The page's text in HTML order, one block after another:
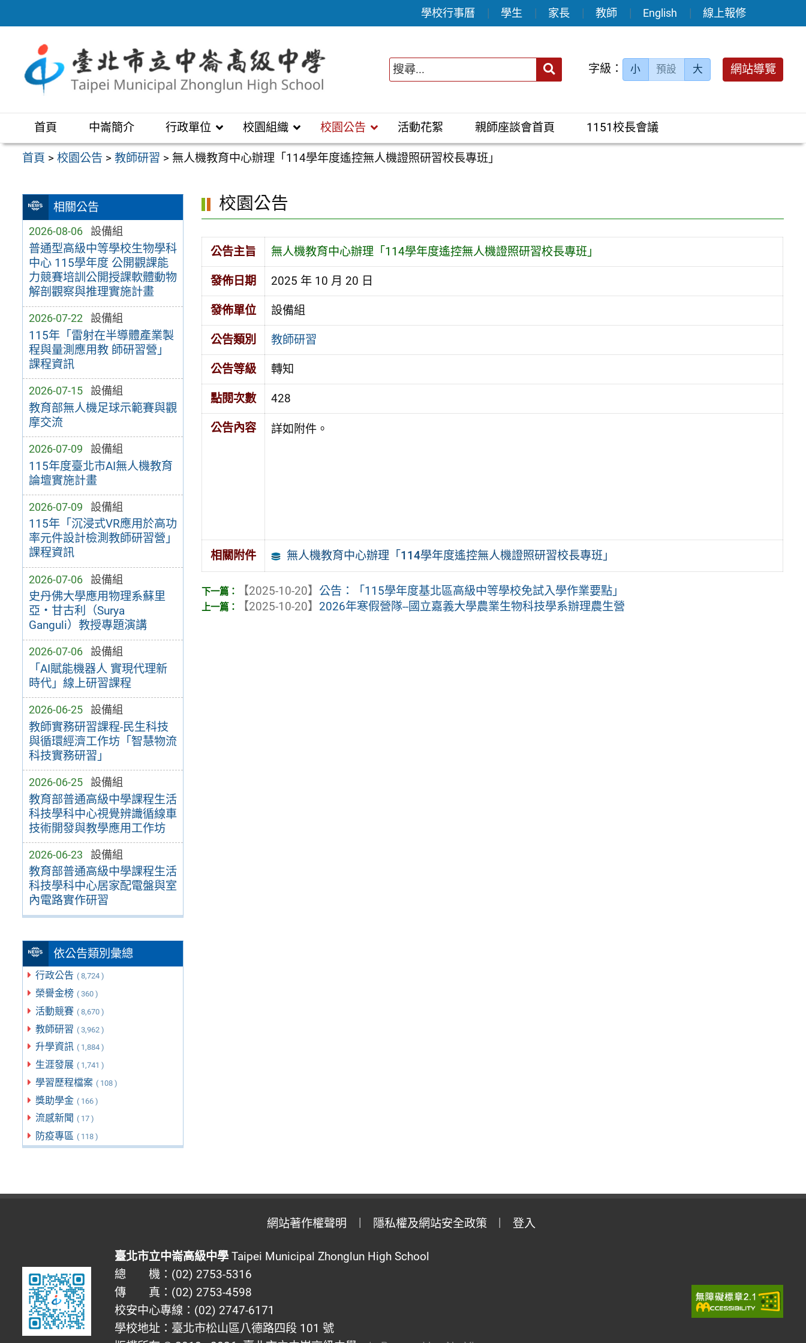
至
區
學校行事曆 學生 家長 教師 English 線上報修
送出 字級： 小 預設 大 網站導覽
首頁 中崙簡介 行政單位 校園組織 校園公告 活動花絮 親師座談會首頁 1151校長會議
首頁 >校園公告 >教師研習 > 無人機教育中心辦理「114學年度遙控無人機證照研習校長專班」
相關公告
2026-08-06 設備組
普通型高級中等學校生物學科
中心 115學年度 公開觀課能
力競賽培訓公開授課軟體動物
解剖觀察與推理實施計畫
2026-07-22 設備組
115年「雷射在半導體產業製
程與量測應用教 師研習營」
課程資訊
2026-07-15 設備組
教育部無人機足球示範賽與觀
摩交流
2026-07-09 設備組
115年度臺北市AI無人機教育
論壇實施計畫
2026-07-09 設備組
115年「沉浸式VR應用於高功
率元件設計檢測教師研習營」
課程資訊
2026-07-06 設備組
史丹佛大學應用物理系蘇里
亞・甘古利（Surya
Ganguli）教授專題演講
2026-07-06 設備組
「AI賦能機器人 實現代理新
時代」線上研習課程
2026-06-25 設備組
教師實務研習課程-民生科技
與循環經濟工作坊「智慧物流
科技實務研習」
2026-06-25 設備組
教育部普通高級中學課程生活
科技學科中心視覺辨識循線車
技術開發與教學應用工作坊
2026-06-23 設備組
教育部普通高級中學課程生活
科技學科中心居家配電盤與室
內電路實作研習
依公告類別彙總
行政公告 ( 8,724 )
榮譽金榜 ( 360 )
活動競賽 ( 8,670 )
教師研習 ( 3,962 )
升學資訊 ( 1,884 )
生涯發展 ( 1,741 )
學習歷程檔案 ( 108 )
獎助學金 ( 166 )
流感新聞 ( 17 )
防疫專區 ( 118 )
校園公告
公告主旨 無人機教育中心辦理「114學年度遙控無人機證照研習校長專班」
發佈日期 2025 年 10 月 20 日
發佈單位 設備組
公告類別 教師研習
公告等級 轉知
點閱次數 428
公告內容 詳如附件。
相關附件 無人機教育中心辦理「114學年度遙控無人機證照研習校長專班」
【2025-10-20】 公告：「115學年度基北區高級中等學校免試入學作業要點」
【2025-10-20】 2026年寒假營隊--國立嘉義大學農業生物科技學系辦理農生營
網站著作權聲明 隱私權及網站安全政策 登入
臺北市立中崙高級中學Taipei Municipal Zhonglun High School
總 機：(02) 2753-5316
傳 真：(02) 2753-4598
校安中心專線：(02) 2747-6171
學校地址：臺北市松山區八德路四段 101 號